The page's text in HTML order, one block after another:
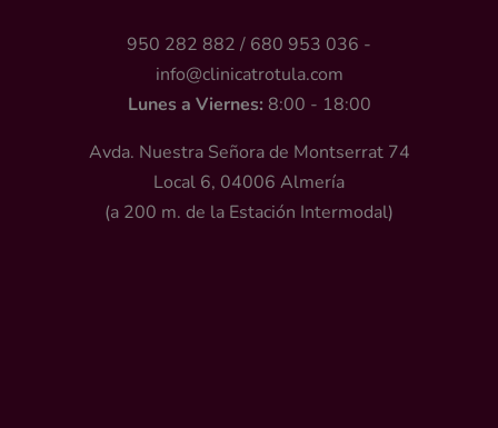
950 282 882 / 680 953 036 -
info@clinicatrotula.com
Lunes a Viernes: 8:00 - 18:00
Avda. Nuestra Señora de Montserrat 74
Local 6, 04006 Almería
(a 200 m. de la Estación Intermodal)